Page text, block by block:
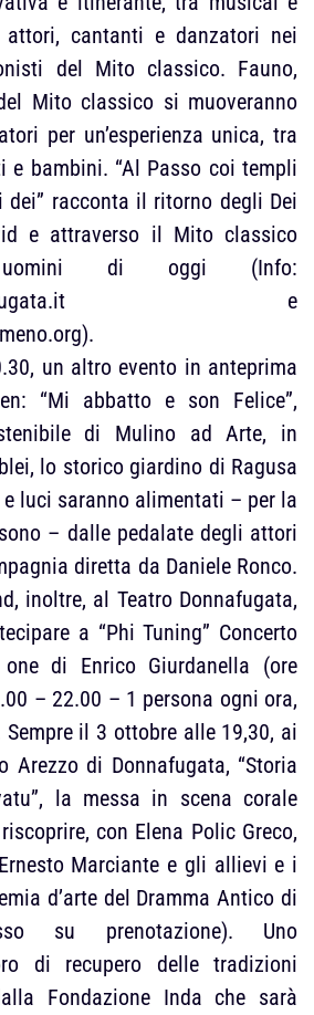
cantanti e danzatori nei
del Mito classico. Fauno,
Mito classico si muoveranno
per un’esperienza unica, tra
e bambini. “Al Passo coi templi
racconta il ritorno degli Dei
e attraverso il Mito classico
di oggi (Info:
e
un altro evento in anteprima
“Mi abbatto e son Felice”,
di Mulino ad Arte, in
lo storico giardino di Ragusa
luci saranno alimentati – per la
– dalle pedalate degli attori
diretta da Daniele Ronco.
inoltre, al Teatro Donnafugata,
a “Phi Tuning” Concerto
di Enrico Giurdanella (ore
– 22.00 – 1 persona ogni ora,
il 3 ottobre alle 19,30, ai
Arezzo di Donnafugata, “Storia
la messa in scena corale
con Elena Polic Greco,
Marciante e gli allievi e i
d’arte del Dramma Antico di
su prenotazione). Uno
di recupero delle tradizioni
Fondazione Inda che sarà